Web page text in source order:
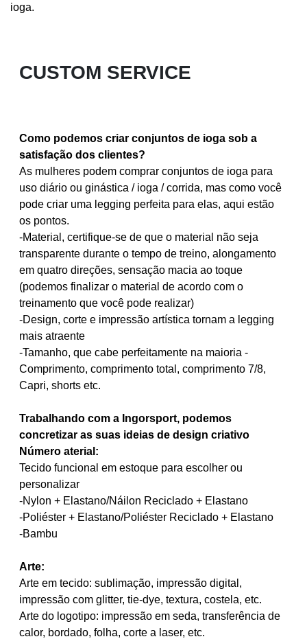
ioga.
CUSTOM SERVICE
Como podemos criar conjuntos de ioga sob a
satisfação dos clientes?
As mulheres podem comprar conjuntos de ioga para
uso diário ou ginástica / ioga / corrida, mas como você
pode criar uma legging perfeita para elas, aqui estão
os pontos.
-Material, certifique-se de que o material não seja
transparente durante o tempo de treino, alongamento
em quatro direções, sensação macia ao toque
(podemos finalizar o material de acordo com o
treinamento que você pode realizar)
-Design, corte e impressão artística tornam a legging
mais atraente
-Tamanho, que cabe perfeitamente na maioria -
Comprimento, comprimento total, comprimento 7/8,
Capri, shorts etc.
Trabalhando com a Ingorsport, podemos
concretizar as suas ideias de design criativo
Número aterial:
Tecido funcional em estoque para escolher ou
personalizar
-Nylon + Elastano/Náilon Reciclado + Elastano
-Poliéster + Elastano/Poliéster Reciclado + Elastano
-Bambu
Arte:
Arte em tecido: sublimação, impressão digital,
impressão com glitter, tie-dye, textura, costela, etc.
Arte do logotipo: impressão em seda, transferência de
calor, bordado, folha, corte a laser, etc.